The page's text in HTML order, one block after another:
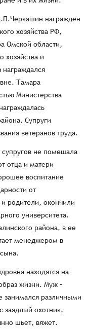
награжден
хозяйства РФ,
Омской области,
хозяйства и
награждался
Тамара
Министерства
Супруги
ветеранов труда.
супругов не помешала
отца и матери
воспитание
от
родители, окончили
университета.
района, в ее
менеджером в
находятся на
жизни. Муж –
различными
заядлый охотник,
шьет, вяжет.